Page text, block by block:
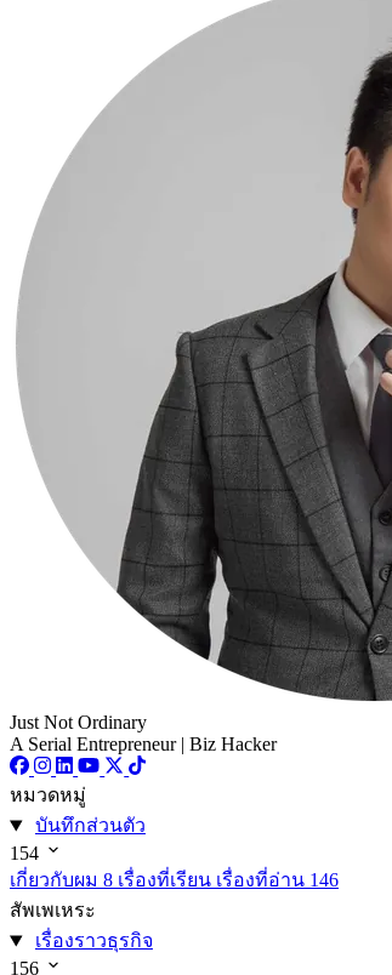
Just Not Ordinary
A Serial Entrepreneur | Biz Hacker
หมวดหมู่
บันทึกส่วนตัว
154
เกี่ยวกับผม 8 เรื่องที่เรียน เรื่องที่อ่าน 146
สัพเพเหระ
เรื่องราวธุรกิจ
156